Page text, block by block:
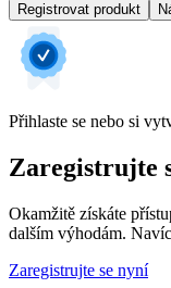
Registrovat produkt
Přihlaste se nebo si
Zaregistrujte
Okamžitě získáte
dalším výhodám.
Zaregistrujte se nyní